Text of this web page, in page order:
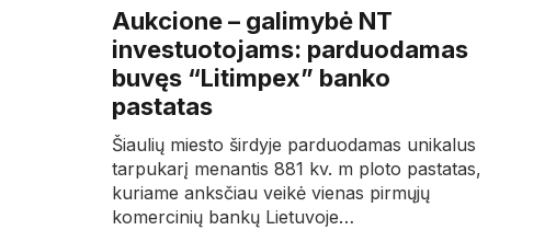
Aukcione – galimybė NT
investuotojams: parduodamas
buvęs “Litimpex” banko
pastatas
Šiaulių miesto širdyje parduodamas unikalus
tarpukarį menantis 881 kv. m ploto pastatas,
kuriame anksčiau veikė vienas pirmųjų
komercinių bankų Lietuvoje…